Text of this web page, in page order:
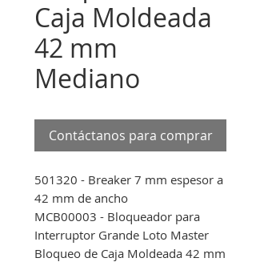
Caja Moldeada
42 mm
Mediano
Contáctanos para comprar
501320 - Breaker 7 mm espesor a
42 mm de ancho
MCB00003 - Bloqueador para
Interruptor Grande Loto Master
Bloqueo de Caja Moldeada 42 mm